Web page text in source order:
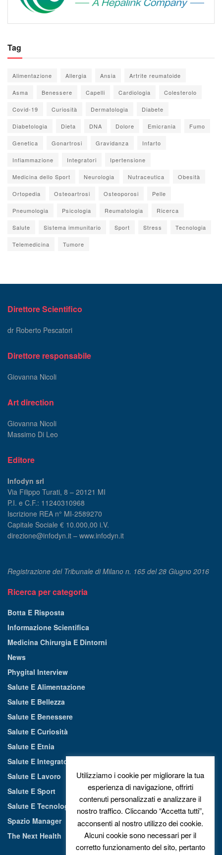
Tag
Alimentazione Allergia Ansia Artrite reumatoide
Asma Benessere Capelli Cardiologia Colesterolo
Covid-19 Curiosità Dermatologia Diabete
Diabetologia Dieta DNA Dolore Emicrania Fumo
Genetica Gonartrosi Gravidanza Infarto
Infiammazione Integratori Ipertensione
Medicina dello Sport Neurologia Nutraceutica Obesità
Ortopedia Osteoartrosi Osteoporosi Pelle
Pneumologia Psicologia Reumatologia Ricerca
Salute Sistema immunitario Sport Stress Tecnologia
Telemedicina Tumore
Direttore Scientifico
dr Roberto Pescatori
Direttore responsabile
Giovanna Nicoli
Art direction
Giovanna Nicoli
Massimo Di Leo
Editore
Infodyn srl
Via Filippo Turati, 8 – 20121 MI
P.I. e C.F.: 11240310968
Iscrizione REA n° MI-2589270
Capitale Sociale € 10.000,00 i.V.
direzione@infodyn.it – www.infodyn.it
Registrazione del Tribunale di Milano n. 165 del 28 Giugno 2016
Ricerca per categoria
Botta E Risposta
Informazione Scientifica
Medicina Chirurgia E Dintorni
News
Phygital Interview
Salute E Alimentazione
Salute E Bellezza
Salute E Benessere
Salute E Curiosità
Salute E Etnia
Salute E Integratori Alimentari
Salute E Lavoro
Salute E Sport
Salute E Tecnologia
Spazio Manager
The Next Health
Utilizziamo i cookie per migliorare la tua
esperienza di navigazione, offrirti
contenuti personalizzati e analizzare il
nostro traffico. Cliccando “Accetta tutti”,
acconsenti al nostro utilizzo dei cookie.
Alcuni cookie sono necessari per il
corretto funzionamento del sito, pertanto